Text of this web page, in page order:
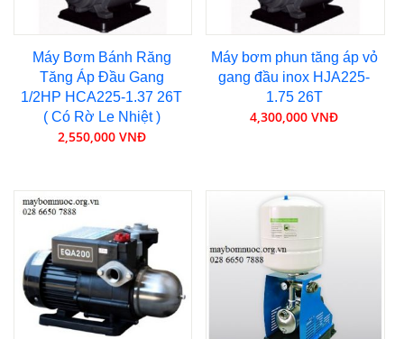
Máy Bơm Bánh Răng
Tăng Áp Đầu Gang
1/2HP HCA225-1.37 26T
( Có Rờ Le Nhiệt )
2,550,000 VNĐ
Máy bơm phun tăng áp vỏ
gang đầu inox HJA225-
1.75 26T
4,300,000 VNĐ